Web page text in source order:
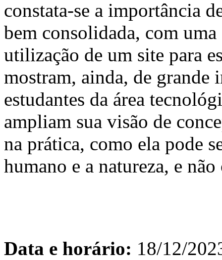
constata-se a importância
bem consolidada, com
utilização de um site para
mostram, ainda, de grande
estudantes da área
ampliam sua visão de
na prática, como ela pode
humano e a natureza, e
Data e horário: 18/12/